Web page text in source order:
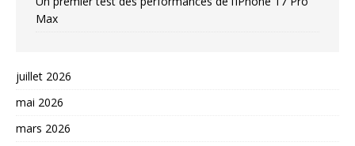
Max
juillet 2026
mai 2026
mars 2026